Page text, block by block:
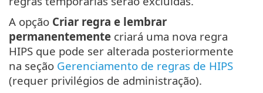
A opção Criar regra e lembrar
permanentemente criará uma nova regra
HIPS que pode ser alterada posteriormente
na seção Gerenciamento de regras de HIPS
(requer privilégios de administração).